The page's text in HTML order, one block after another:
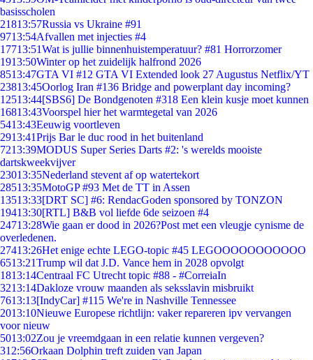
basisscholen
21813:57Russia vs Ukraine #91
9713:54Afvallen met injecties #4
17713:51Wat is jullie binnenhuistemperatuur? #81 Horrorzomer
1913:50Winter op het zuidelijk halfrond 2026
8513:47GTA VI #12 GTA VI Extended look 27 Augustus Netflix/YT
23813:45Oorlog Iran #136 Bridge and powerplant day incoming?
12513:44[SBS6] De Bondgenoten #318 Een klein kusje moet kunnen
16813:43Voorspel hier het warmtegetal van 2026
5413:43Eeuwig voortleven
2913:41Prijs Bar le duc rood in het buitenland
7213:39MODUS Super Series Darts #2: 's werelds mooiste
dartskweekvijver
23013:35Nederland stevent af op watertekort
28513:35MotoGP #93 Met de TT in Assen
13513:33[DRT SC] #6: RendacGoden sponsored by TONZON
19413:30[RTL] B&B vol liefde 6de seizoen #4
24713:28Wie gaan er dood in 2026?Post met een vleugje cynisme de
overledenen.
27413:26Het enige echte LEGO-topic #45 LEGOOOOOOOOOOO
6513:21Trump wil dat J.D. Vance hem in 2028 opvolgt
1813:14Centraal FC Utrecht topic #88 - #CorreiaIn
3213:14Dakloze vrouw maanden als seksslavin misbruikt
7613:13[IndyCar] #115 We're in Nashville Tennessee
2013:10Nieuwe Europese richtlijn: vaker repareren ipv vervangen
voor nieuw
5013:02Zou je vreemdgaan in een relatie kunnen vergeven?
312:56Orkaan Dolphin treft zuiden van Japan